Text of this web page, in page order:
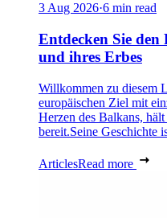
3 Aug 2026·6 min read
Entdecken Sie
und ihres Erbes
Willkommen zu diesem
europäischen Ziel mit
Herzen des Balkans,
bereit.Seine Geschichte
ArticlesRead more